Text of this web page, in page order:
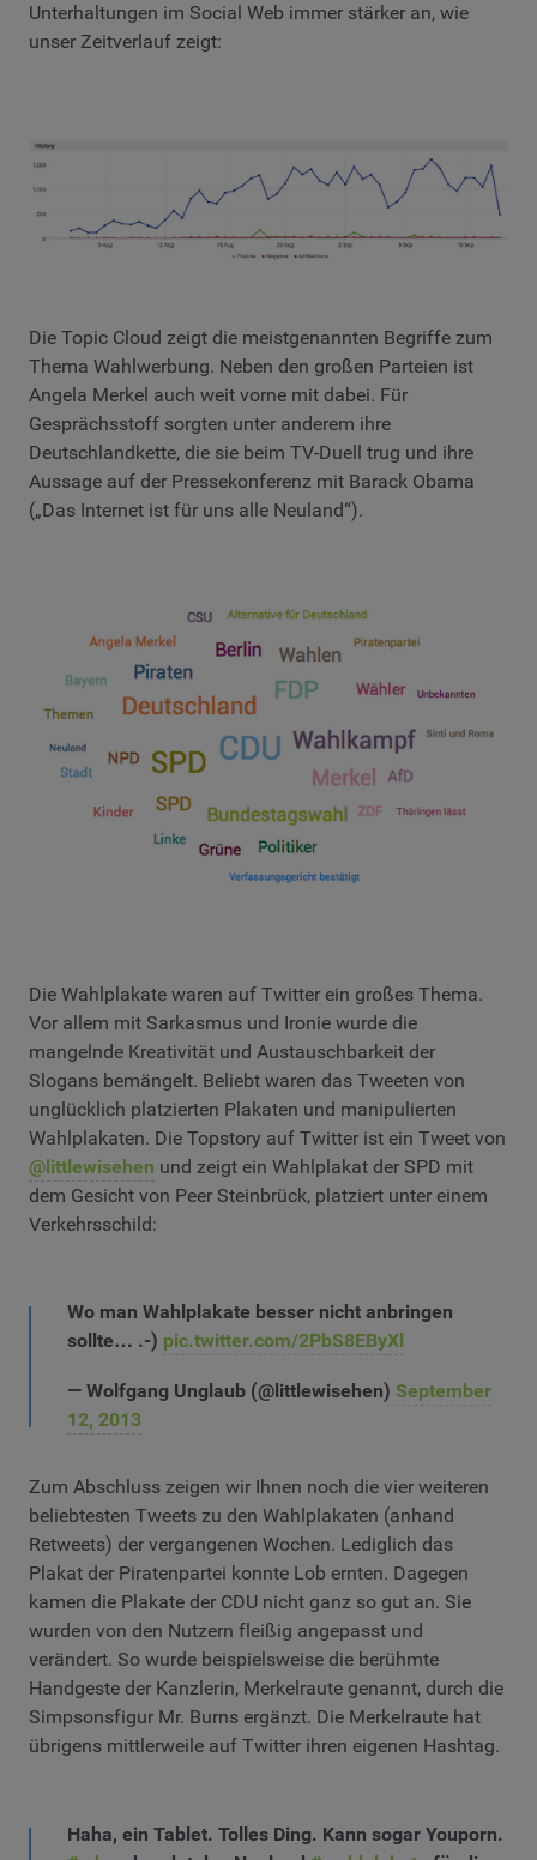
Unterhaltungen im Social Web immer stärker an, wie
unser Zeitverlauf zeigt:
Die Topic Cloud zeigt die meistgenannten Begriffe zum
Thema Wahlwerbung. Neben den großen Parteien ist
Angela Merkel auch weit vorne mit dabei. Für
Gesprächsstoff sorgten unter anderem ihre
Deutschlandkette, die sie beim TV-Duell trug und ihre
Aussage auf der Pressekonferenz mit Barack Obama
(„Das Internet ist für uns alle Neuland“).
Die Wahlplakate waren auf Twitter ein großes Thema.
Vor allem mit Sarkasmus und Ironie wurde die
mangelnde Kreativität und Austauschbarkeit der
Slogans bemängelt. Beliebt waren das Tweeten von
unglücklich platzierten Plakaten und manipulierten
Wahlplakaten. Die Topstory auf Twitter ist ein Tweet von
@littlewisehen und zeigt ein Wahlplakat der SPD mit
dem Gesicht von Peer Steinbrück, platziert unter einem
Verkehrsschild:
Wo man Wahlplakate besser nicht anbringen
sollte… .-) pic.twitter.com/2PbS8EByXl
— Wolfgang Unglaub (@littlewisehen) September
12, 2013
Zum Abschluss zeigen wir Ihnen noch die vier weiteren
beliebtesten Tweets zu den Wahlplakaten (anhand
Retweets) der vergangenen Wochen. Lediglich das
Plakat der Piratenpartei konnte Lob ernten. Dagegen
kamen die Plakate der CDU nicht ganz so gut an. Sie
wurden von den Nutzern fleißig angepasst und
verändert. So wurde beispielsweise die berühmte
Handgeste der Kanzlerin, Merkelraute genannt, durch die
Simpsonsfigur Mr. Burns ergänzt. Die Merkelraute hat
übrigens mittlerweile auf Twitter ihren eigenen Hashtag.
Haha, ein Tablet. Tolles Ding. Kann sogar Youporn.